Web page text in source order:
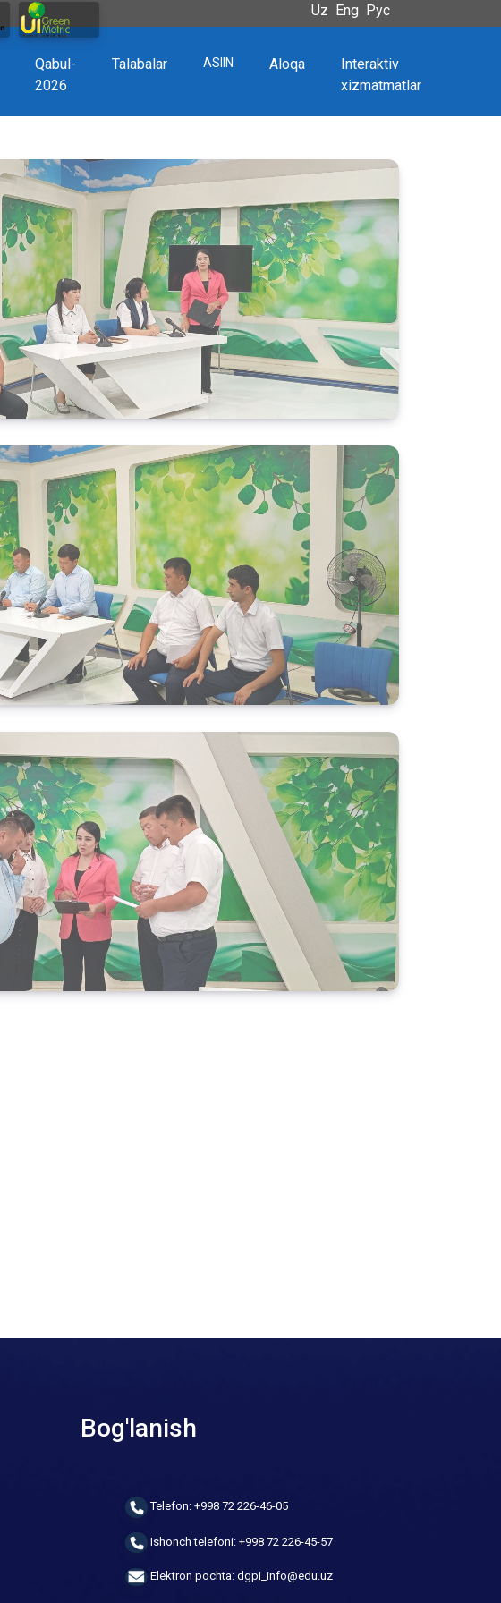
Uz Eng Рус
Qabul-
2026
Talabalar ASIIN Aloqa
Interaktiv
xizmatmatlar
Bog'lanish
Telefon: +998 72 226-46-05
Ishonch telefoni: +998 72 226-45-57
Elektron pochta: dgpi_info@edu.uz